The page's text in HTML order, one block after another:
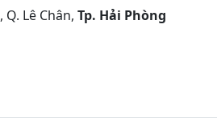
Lê Chân, Tp. Hải Phòng